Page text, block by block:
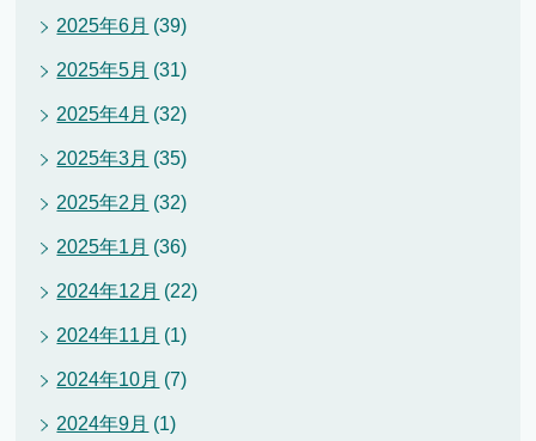
2025年6月 (39)
2025年5月 (31)
2025年4月 (32)
2025年3月 (35)
2025年2月 (32)
2025年1月 (36)
2024年12月 (22)
2024年11月 (1)
2024年10月 (7)
2024年9月 (1)